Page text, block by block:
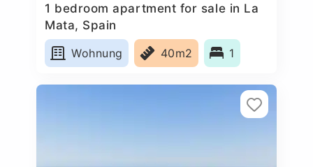
1 bedroom apartment for sale in La
Mata, Spain
Wohnung
40m2 1